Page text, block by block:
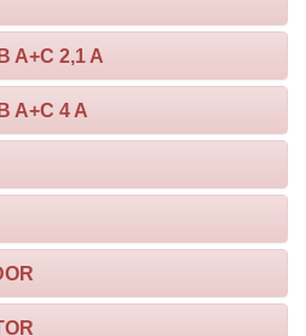
A+C 2,1 A
A+C 4 A